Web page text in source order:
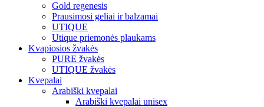
Gold regenesis
Prausimosi geliai ir balzamai
UTIQUE
Utique priemonės plaukams
Kvapiosios žvakės
PURE žvakės
UTIQUE žvakės
Kvepalai
Arabiški kvepalai
Arabiški kvepalai unisex